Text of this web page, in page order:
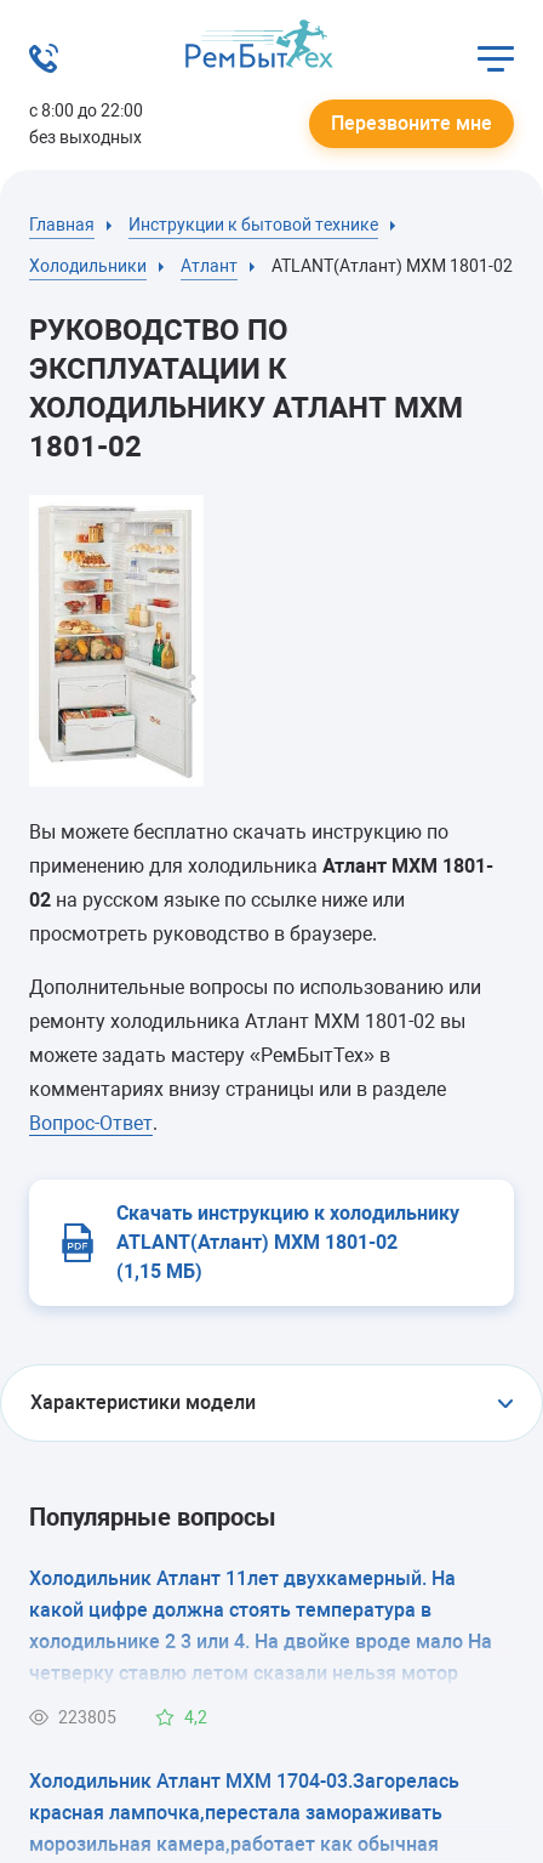
с 8:00 до 22:00
без выходных
Перезвоните мне
Главная Инструкции к бытовой технике
Холодильники Атлант ATLANT(Атлант) МХМ 1801-02
РУКОВОДСТВО ПО
ЭКСПЛУАТАЦИИ К
ХОЛОДИЛЬНИКУ АТЛАНТ МХМ
1801-02
Вы можете бесплатно скачать инструкцию по
применению для холодильника Атлант МХМ 1801-
02 на русском языке по ссылке ниже или
просмотреть руководство в браузере.
Дополнительные вопросы по использованию или
ремонту холодильника Атлант МХМ 1801-02 вы
можете задать мастеру «РемБытТех» в
комментариях внизу страницы или в разделе
Вопрос-Ответ.
Скачать инструкцию к холодильнику
ATLANT(Атлант) МХМ 1801-02
(1,15 МБ)
Характеристики модели
холодильник с морозильником
ТИП УПРАВЛЕНИЯ
электромеханическое
КОЛИЧЕСТВО КАМЕР
2
РАЗМЕРЫ (ШXГXВ)
60x63x176 см
Популярные вопросы
Холодильник Атлант 11лет двухкамерный. На
какой цифре должна стоять температура в
холодильнике 2 3 или 4. На двойке вроде мало На
четверку ставлю летом сказали нельзя мотор
испортится
223805 4,2
Холодильник Атлант МХМ 1704-03.Загорелась
красная лампочка,перестала замораживать
морозильная камера,работает как обычная